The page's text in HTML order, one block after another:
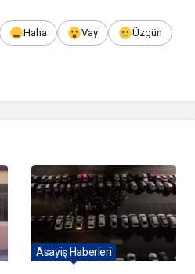
Haha Vay Üzgün
Asayiş Haberleri